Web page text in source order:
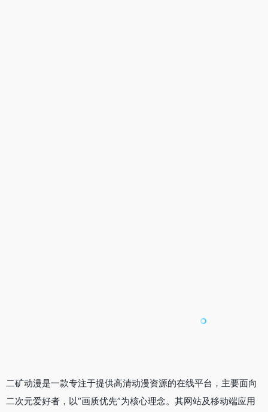
二矿动漫是一款专注于提供高清动漫资源的在线平台，主要面向
二次元爱好者，以“画质优先”为核心理念。其网站及移动端应用